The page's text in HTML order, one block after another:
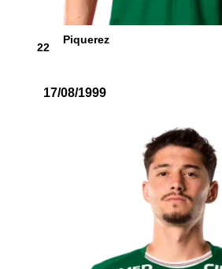
22
Piquerez
17/08/1999